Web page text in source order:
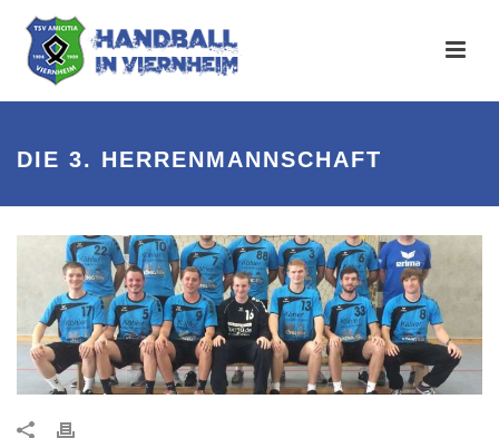
DIE 3. HERRENMANNSCHAFT